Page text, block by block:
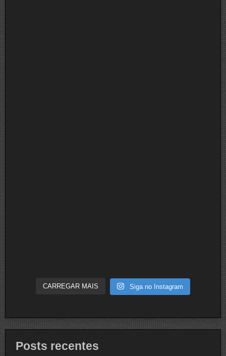
CARREGAR MAIS Siga no Instagram
Posts recentes